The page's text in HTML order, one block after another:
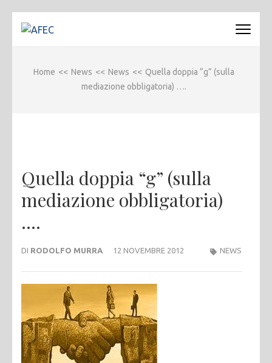
invio)
Home << News << News << Quella doppia “g” (sulla
mediazione obbligatoria) ….
Quella doppia “g” (sulla
mediazione obbligatoria)
….
DI RODOLFO MURRA 12 NOVEMBRE 2012 NEWS